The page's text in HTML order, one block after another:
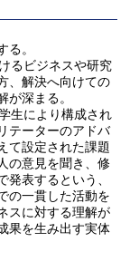
る。
るビジネスや研究
、解決へ向けての
が深まる。
⽣により構成され
テーターのアドバ
て設定された課題
の意⾒を聞き、修
発表するという、
の⼀貫した活動を
スに対する理解が
果を⽣み出す実体